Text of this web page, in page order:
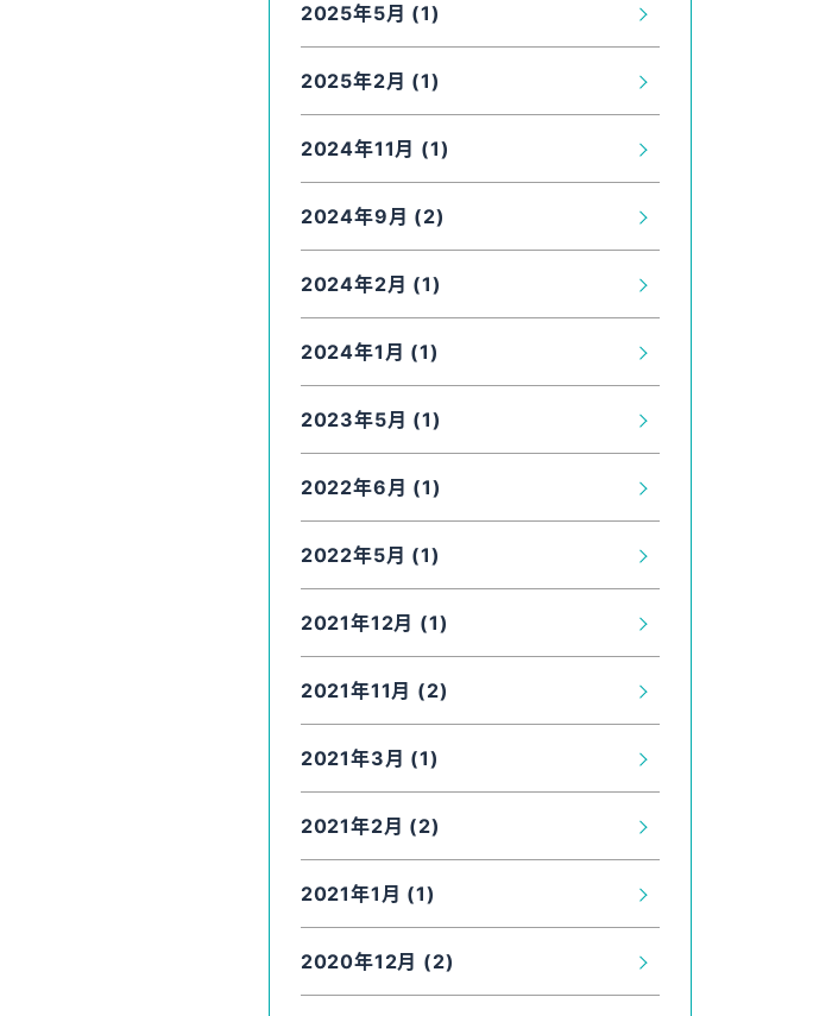
2025年5月 (1)
2025年2月 (1)
2024年11月 (1)
2024年9月 (2)
2024年2月 (1)
2024年1月 (1)
2023年5月 (1)
2022年6月 (1)
2022年5月 (1)
2021年12月 (1)
2021年11月 (2)
2021年3月 (1)
2021年2月 (2)
2021年1月 (1)
2020年12月 (2)